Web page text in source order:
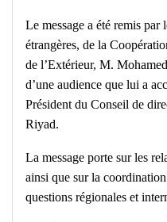
Le message a été remis
étrangères, de la
de l’Extérieur, M.
d’une audience que lui a
Président du Conseil de
Riyad.
La message porte sur les
ainsi que sur la
questions régionales et